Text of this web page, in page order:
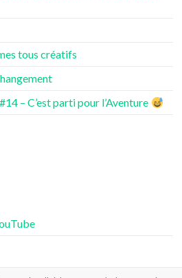
tous créatifs
– C’est parti pour l’Aventure